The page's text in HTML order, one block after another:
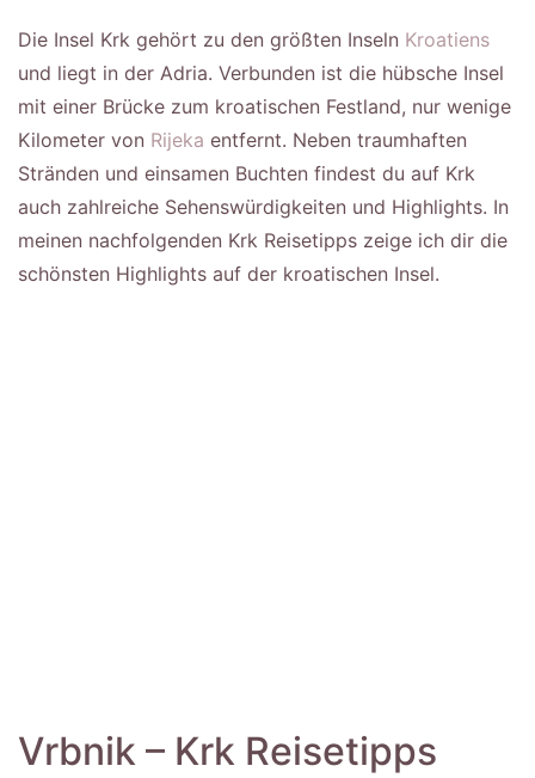
Die Insel Krk gehört zu den größten Inseln Kroatiens
und liegt in der Adria. Verbunden ist die hübsche Insel
mit einer Brücke zum kroatischen Festland, nur wenige
Kilometer von Rijeka entfernt. Neben traumhaften
Stränden und einsamen Buchten findest du auf Krk
auch zahlreiche Sehenswürdigkeiten und Highlights. In
meinen nachfolgenden Krk Reisetipps zeige ich dir die
schönsten Highlights auf der kroatischen Insel.
Vrbnik – Krk Reisetipps